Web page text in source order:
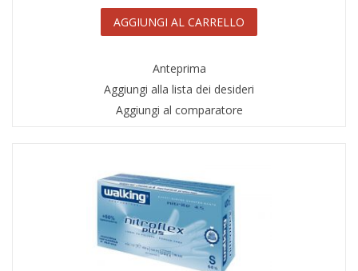
AGGIUNGI AL CARRELLO
Anteprima
Aggiungi alla lista dei desideri
Aggiungi al comparatore